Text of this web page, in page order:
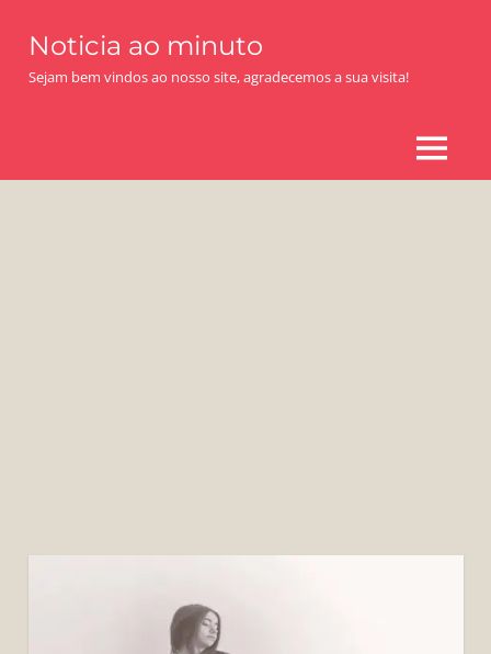
content
Noticia ao minuto
Sejam bem vindos ao nosso site, agradecemos a sua visita!
MENU